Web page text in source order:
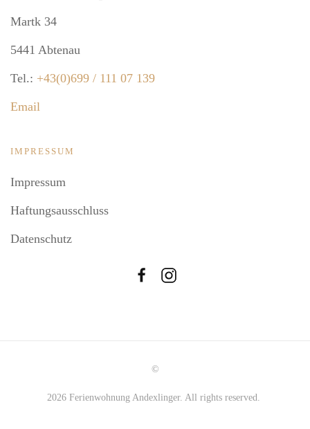
Martk 34
5441 Abtenau
Tel.: +43(0)699 / 111 07 139
Email
IMPRESSUM
Impressum
Haftungsausschluss
Datenschutz
©
2026 Ferienwohnung Andexlinger. All rights reserved.